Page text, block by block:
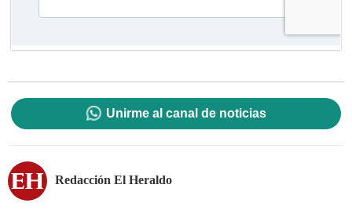
Unirme al canal de noticias
Redacción El Heraldo